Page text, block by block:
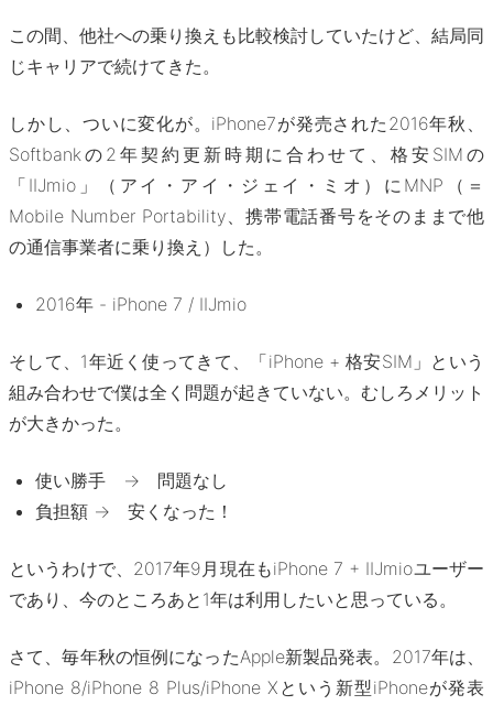
この間、他社への乗り換えも比較検討していたけど、結局同
じキャリアで続けてきた。
しかし、ついに変化が。iPhone7が発売された2016年秋、
Softbankの2年契約更新時期に合わせて、格安SIMの
「IIJmio」（アイ・アイ・ジェイ・ミオ）にMNP（＝
Mobile Number Portability、携帯電話番号をそのままで他
の通信事業者に乗り換え）した。
2016年 - iPhone 7 / IIJmio
そして、1年近く使ってきて、「iPhone + 格安SIM」という
組み合わせで僕は全く問題が起きていない。むしろメリット
が大きかった。
使い勝手 → 問題なし
負担額 → 安くなった！
というわけで、2017年9月現在もiPhone 7 + IIJmioユーザー
であり、今のところあと1年は利用したいと思っている。
さて、毎年秋の恒例になったApple新製品発表。2017年は、
iPhone 8/iPhone 8 Plus/iPhone Xという新型iPhoneが発表